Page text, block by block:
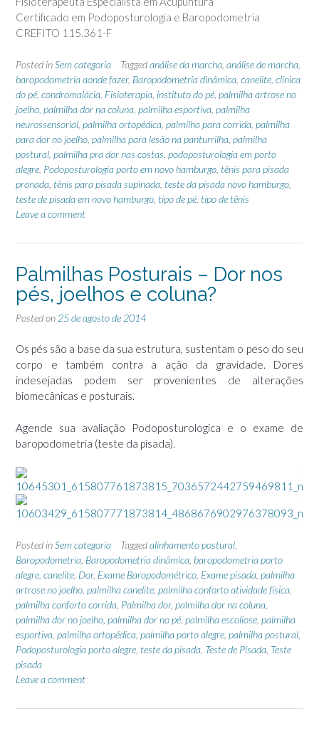
Certificado em Podoposturologia e Baropodometria
CREFITO 115.361-F
Posted inSem categoria Taggedanálise da marcha análise de marcha
baropodometria aonde fazer, Baropodometria dinâmica canelite clínica
do pé condromalácia Fisioterapia instituto do pé palmilha artrose no
joelho palmilha dor na coluna palmilha esportiva palmilha
neurossensorial palmilha ortopédica palmilha para corrida palmilha
para dor no joelho palmilha para lesão na panturrilha palmilha
postural palmilha pra dor nas costas podoposturologia em porto
alegre Podoposturologia porto em novo hamburgo tênis para pisada
pronada tênis para pisada supinada teste da pisada novo hamburgo
teste de pisada em novo hamburgo tipo de pé tipo de tênis
Leave a comment
Palmilhas Posturais – Dor nos
pés, joelhos e coluna?
Posted on 25 de agosto de 2014
Os pés são a base da sua estrutura, sustentam o peso do seu
corpo e também contra a ação da gravidade. Dores
indesejadas podem ser provenientes de alterações
biomecânicas e posturais.
Agende sua avaliação Podoposturologica e o exame de
baropodometria (teste da pisada).
Posted inSem categoria Taggedalinhamento postural
Baropodometria Baropodometria dinâmica baropodometria porto
alegre canelite Dor, Exame Baropodométrico Exame pisada palmilha
artrose no joelho palmilha canelite palmilha conforto atividade física
palmilha conforto corrida Palmilha dor, palmilha dor na coluna
palmilha dor no joelho palmilha dor no pé palmilha escoliose palmilha
esportiva palmilha ortopédica palmilha porto alegre palmilha postural
Podoposturologia porto alegre teste da pisada Teste de Pisada Teste
pisada
Leave a comment